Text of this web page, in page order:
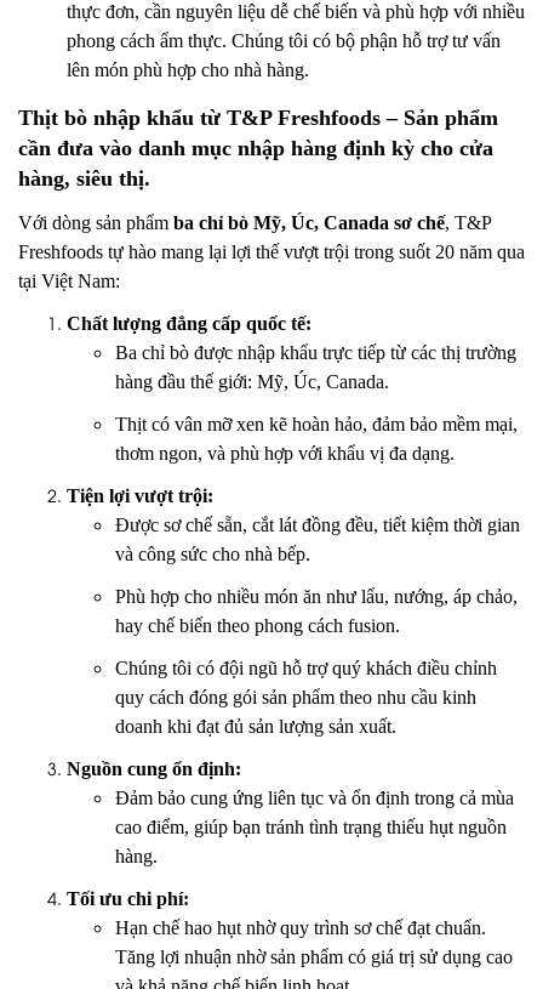
thực đơn, cần nguyên liệu dễ chế biến và phù hợp với nhiều
phong cách ẩm thực. Chúng tôi có bộ phận hỗ trợ tư vấn
lên món phù hợp cho nhà hàng.
Thịt bò nhập khẩu từ T&P Freshfoods – Sản phẩm
cần đưa vào danh mục nhập hàng định kỳ cho cửa
hàng, siêu thị.
Với dòng sản phẩm ba chỉ bò Mỹ, Úc, Canada sơ chế, T&P
Freshfoods tự hào mang lại lợi thế vượt trội trong suốt 20 năm qua
tại Việt Nam:
Chất lượng đẳng cấp quốc tế:
Ba chỉ bò được nhập khẩu trực tiếp từ các thị trường
hàng đầu thế giới: Mỹ, Úc, Canada.
Thịt có vân mỡ xen kẽ hoàn hảo, đảm bảo mềm mại,
thơm ngon, và phù hợp với khẩu vị đa dạng.
Tiện lợi vượt trội:
Được sơ chế sẵn, cắt lát đồng đều, tiết kiệm thời gian
và công sức cho nhà bếp.
Phù hợp cho nhiều món ăn như lẩu, nướng, áp chảo,
hay chế biến theo phong cách fusion.
Chúng tôi có đội ngũ hỗ trợ quý khách điều chỉnh
quy cách đóng gói sản phẩm theo nhu cầu kinh
doanh khi đạt đủ sản lượng sản xuất.
Nguồn cung ổn định:
Đảm bảo cung ứng liên tục và ổn định trong cả mùa
cao điểm, giúp bạn tránh tình trạng thiếu hụt nguồn
hàng.
Tối ưu chi phí:
Hạn chế hao hụt nhờ quy trình sơ chế đạt chuẩn.
Tăng lợi nhuận nhờ sản phẩm có giá trị sử dụng cao